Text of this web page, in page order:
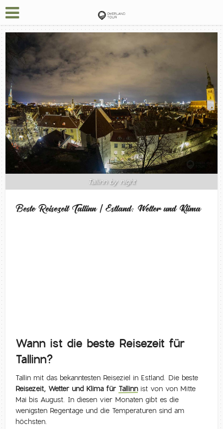
Tallinn by night
Beste Reisezeit Tallinn | Estland: Wetter und Klima
Wann ist die beste Reisezeit für
Tallinn?
Tallin mit das bekanntesten Reiseziel in Estland. Die beste
Reisezeit, Wetter und Klima für Tallinnist von von Mitte
Mai bis August. In diesen vier Monaten gibt es die
wenigsten Regentage und die Temperaturen sind am
höchsten.